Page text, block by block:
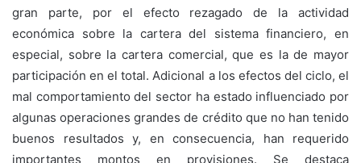
gran parte, por el efecto rezagado de la actividad
económica sobre la cartera del sistema financiero, en
especial, sobre la cartera comercial, que es la de mayor
participación en el total. Adicional a los efectos del ciclo, el
mal comportamiento del sector ha estado influenciado por
algunas operaciones grandes de crédito que no han tenido
buenos resultados y, en consecuencia, han requerido
importantes montos en provisiones. Se destaca